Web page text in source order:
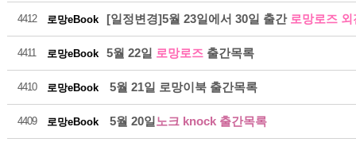
4412 로망eBook [일정변경]5월 23일에서 30일 출간 로망로즈 외
4411 로망eBook 5월 22일 로망로즈 출간목록
4410 로망eBook 5월 21일 로망이북 출간목록
4409 로망eBook 5월 20일 노크 knock 출간목록